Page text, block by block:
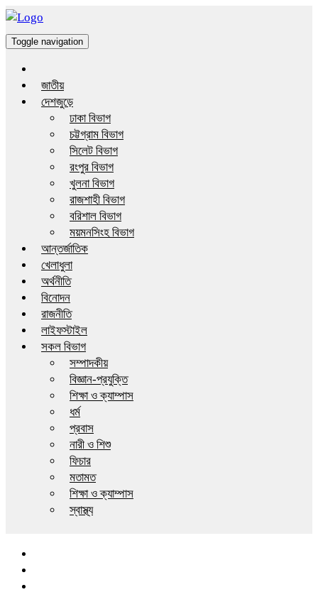
Toggle navigation
জাতীয়
দেশজুড়ে
ঢাকা বিভাগ
চট্টগ্রাম বিভাগ
সিলেট বিভাগ
রংপুর বিভাগ
খুলনা বিভাগ
রাজশাহী বিভাগ
বরিশাল বিভাগ
ময়মনসিংহ বিভাগ
আন্তর্জাতিক
খেলাধুলা
অর্থনীতি
বিনোদন
রাজনীতি
লাইফস্টাইল
সকল বিভাগ
সম্পাদকীয়
বিজ্ঞান-প্রযুক্তি
শিক্ষা ও ক্যাম্পাস
ধর্ম
প্রবাস
নারী ও শিশু
ফিচার
মতামত
শিক্ষা ও ক্যাম্পাস
স্বাস্থ্য